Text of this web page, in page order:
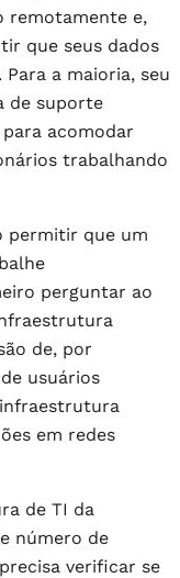
remotamente e,
que seus dados
a maioria, seu
de suporte
acomodar
trabalhando
permitir que um
perguntar ao
de, por
usuários
em redes
de TI da
número de
verificar se